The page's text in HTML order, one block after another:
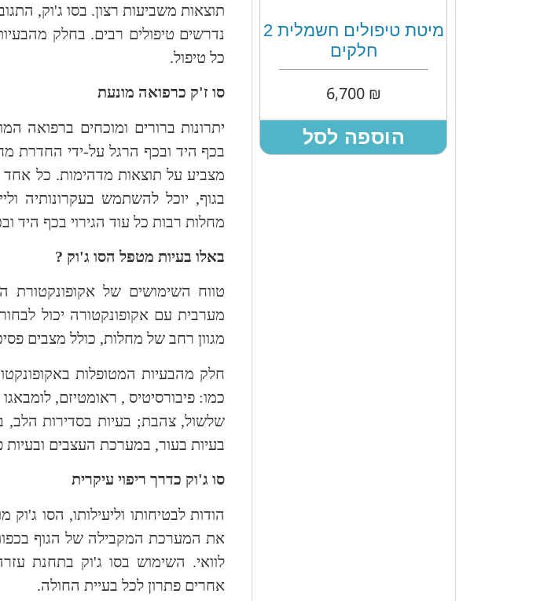
מיטת טיפולים חשמלית 2
חלקים
₪
6,700
הוספה לסל
תוצאות משביעות רצון. בסו ג'וק,
נדרשים טיפולים רבים. בחלק
כל טיפול.
סו ז'ק כרפואה מונעת
יתרונות ברורים ומוכחים ברפואה
בכף היד ובכף הרגל על-ידי החדרת
מצביע על תוצאות מדהימות. כל
בגוף, יוכל להשתמש בעקרונותיה
מחלות רבות כל עוד הגירוי בכף היד
באלו בעיות מטפל הסו ג'וק ?
טווח השימושים של
מערבית עם אקופונקטורה יכול
מגוון רחב של מחלות, כולל מצבים
חלק מהבעיות המטופלות
כמו: פיבורסיטיס , ראומטיזם,
שלשול, צהבת; בעיות בסדירות הלב,
בעיות בעור, במערכת העצבים ובעיות
סו ג'וק כדרך ריפוי עיקרית
הודות לבטיחותו וליעילותו, הסו ג'וק
את המערכת המקבילה של הגוף
לוואי. השימוש בסו ג'וק בתחנת
אחרים פתרון לכל בעיית החולה.